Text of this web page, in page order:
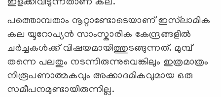
ഇളക്കിവിടുന്നതാണ് കല.
പത്തൊമ്പതാം നൂറ്റാണ്ടോടെയാണ് ഇസ്‍ലാമിക
കല യൂറോപ്യൻ സാംസ്കാരിക കേന്ദ്രങ്ങളിൽ
ചർച്ചകൾക്ക് വിഷയമായിത്തുടങ്ങുന്നത്. മുമ്പ്
തന്നെ പലതും നടന്നിരുന്നുവെങ്കിലും ഇത്രമാത്രം
നിരൂപണാത്മകവും അക്കാദമികവുമായ ഒരു
സമീപനമുണ്ടായിരുന്നില്ല.